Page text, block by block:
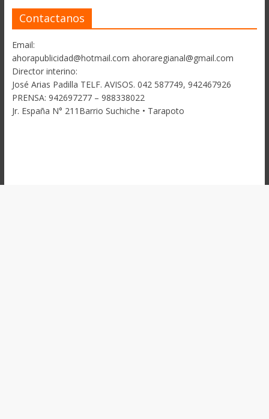
Contactanos
Email:
ahorapublicidad@hotmail.com ahoraregianal@gmail.com
Director interino:
José Arias Padilla TELF. AVISOS. 042 587749, 942467926
PRENSA: 942697277 – 988338022
Jr. España N° 211Barrio Suchiche • Tarapoto